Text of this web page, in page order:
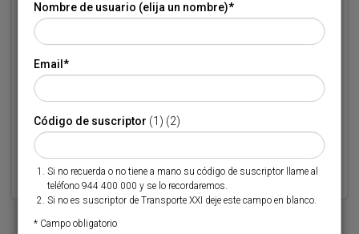
teléfono 944 400 000 y se lo recordaremos.
* Campo obligatorio
Por favor indique que ha leído y está de acuerdo con lasCondiciones
de Uso
Nombre de usuario (elija un nombre)*
Email*
Código de suscriptor (1) (2)
Si no recuerda o no tiene a mano su código de suscriptor llame al
teléfono 944 400 000 y se lo recordaremos.
Si no es suscriptor de Transporte XXI deje este campo en blanco.
* Campo obligatorio